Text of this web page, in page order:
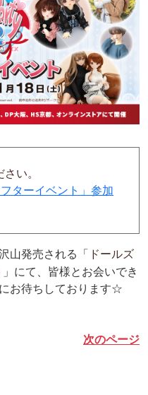
い。
ターイベント」参加
山発売される
「ドールズ
にて、皆様とお会いでき
お待ちしております☆
次のページ